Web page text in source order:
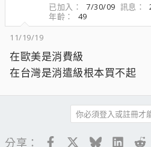
已加入
7/30/09 訊息
年齡
49
11/19/19
在歐美是消費級
在台灣是消遣級根本買不起
你必須登入或註冊才
分享： FacebookBluesky